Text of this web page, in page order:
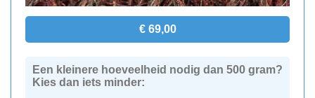
€ 69,00
Een kleinere hoeveelheid nodig dan 500 gram?
Kies dan iets minder: